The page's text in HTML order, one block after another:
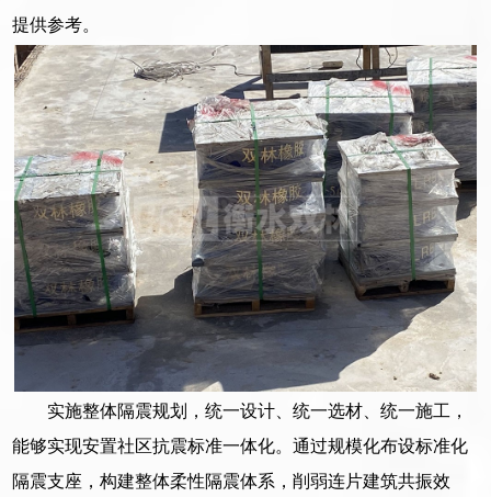
提供参考。
实施整体隔震规划，统一设计、统一选材、统一施工，
能够实现安置社区抗震标准一体化。通过规模化布设标准化
隔震支座，构建整体柔性隔震体系，削弱连片建筑共振效